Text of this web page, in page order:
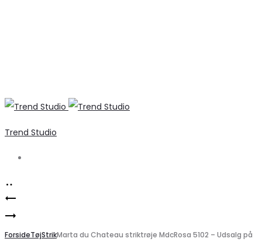
Trend Studio
Product
navigation
damejeans
Elegant
hulmønsterstrik
ForsideTøjStrikMarta du Chateau striktrøje MdcRosa 5102 – Udsalg på